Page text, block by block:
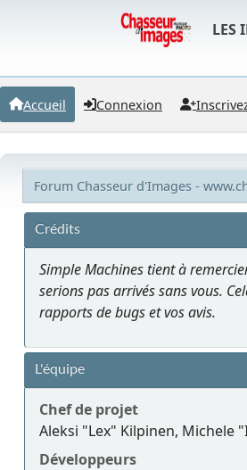
LES
Accueil Connexion
Forum Chasseur d'Images -
Crédits
Simple Machines tient à
serions pas arrivés sans vous.
rapports de bugs et vos avis.
L'équipe
Chef de projet
Aleksi "Lex" Kilpinen, Michele
Développeurs